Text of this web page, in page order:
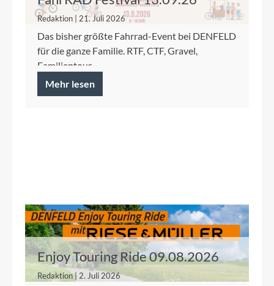
Redaktion | 21. Juli 2026
Das bisher größte Fahrrad-Event bei DENFELD
für die ganze Familie. RTF, CTF, Gravel,
Familientour.
Mehr lesen
Enjoy Touring Ride 09.08.2026
Redaktion | 2. Juli 2026